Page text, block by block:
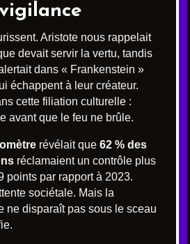
Aristote nous rappelait
devait servir la vertu, tandis
dans « Frankenstein »
échappent à leur créateur.
cette filiation culturelle :
avant que le feu ne brûle.
révélait que 62 % des
réclamaient un contrôle plus
points par rapport à 2023.
sociétale. Mais la
ne disparaît pas sous le sceau